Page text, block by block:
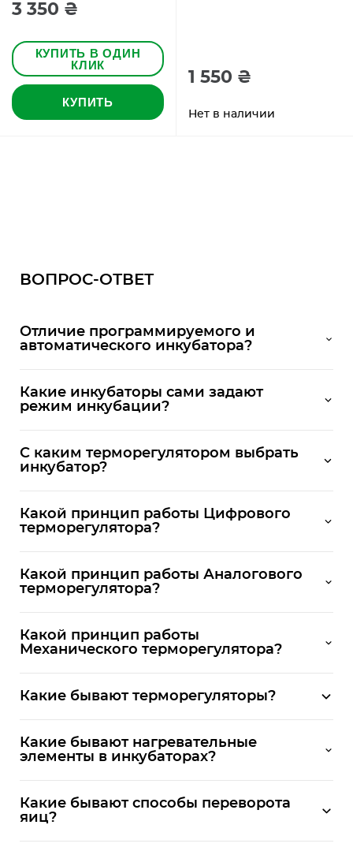
3 350 ₴
КУПИТЬ В ОДИН
КЛИК
КУПИТЬ
1 550 ₴
Нет в наличии
ВОПРОС-ОТВЕТ
Отличие программируемого и
автоматического инкубатора?
Какие инкубаторы сами задают
режим инкубации?
С каким терморегулятором выбрать
инкубатор?
Какой принцип работы Цифрового
терморегулятора?
Какой принцип работы Аналогового
терморегулятора?
Какой принцип работы
Механического терморегулятора?
Какие бывают терморегуляторы?
Какие бывают нагревательные
элементы в инкубаторах?
Какие бывают способы переворота
яиц?